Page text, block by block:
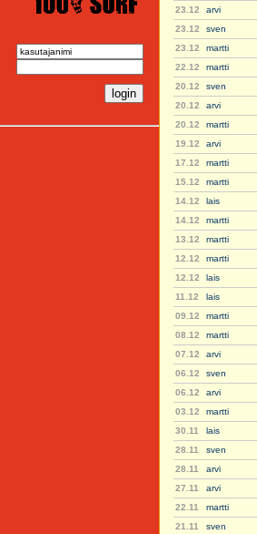
23.12 arvi
23.12 sven
23.12 martti
22.12 martti
20.12 sven
20.12 arvi
20.12 martti
19.12 arvi
17.12 martti
15.12 martti
14.12 lais
14.12 martti
13.12 martti
12.12 martti
12.12 lais
11.12 lais
09.12 martti
08.12 martti
07.12 arvi
06.12 sven
06.12 arvi
03.12 martti
30.11 lais
28.11 sven
28.11 arvi
27.11 arvi
22.11 martti
21.11 sven